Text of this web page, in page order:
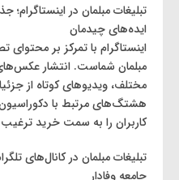
تبلیغات مبلمان در
ایده‌های چیدمان
اینستاگرام با تمرکز بر
مبلمان شماست. انتشار
مختلف، ویدیوهای کوتاه از
هشتگ‌های مرتبط با
کاربران را به سمت خرید
تبلیغات مبلمان در کانال‌های
جامعه وفادار